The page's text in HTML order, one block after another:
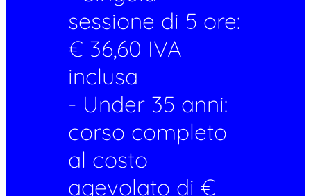
sessione di 5 ore:
€ 36,60 IVA
inclusa
- Under 35 anni:
corso completo
al costo
agevolato di €